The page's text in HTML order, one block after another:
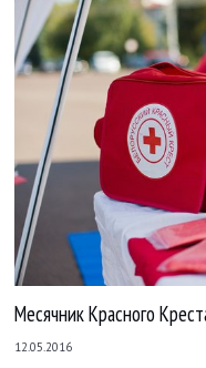
Месячник Красного
12.05.2016